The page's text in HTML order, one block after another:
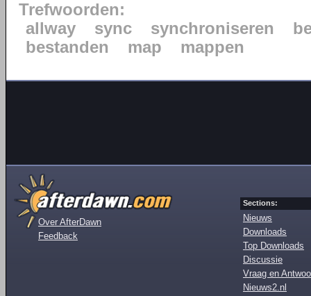
Trefwoorden:
allway
sync synchroniseren
bestanden
map mappen
Over AfterDawn
Feedback
Sections:
Nieuws
Downloads
Top Downloads
Discussie
Vraag en
Nieuws2.nl